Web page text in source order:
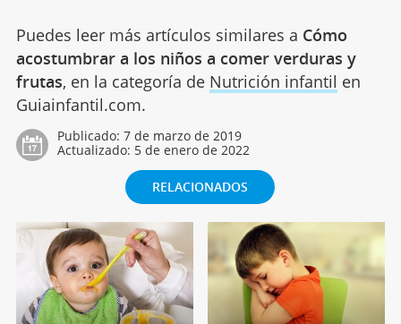
Puedes leer más artículos similares a Cómo
acostumbrar a los niños a comer verduras y
frutas, en la categoría de Nutrición infantil en
Guiainfantil.com.
Publicado: 7 de marzo de 2019
Actualizado: 5 de enero de 2022
RELACIONADOS